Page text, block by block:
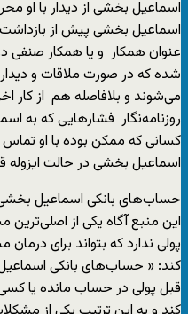
اسماعیل بخشی از دیدار با او
اسماعیل بخشی پیش از بازداشت
عنوان همکار و یا همکار صنفی
شده که در صورت ملاقات و
می‌شوند و بلافاصله هم از کار
روزنامه‌نگار فشارهایی که به
کسانی که ممکن بوده با او
اسماعیل بخشی در حالت ایزوله
حساب‌های بانکی اسماعیل
این منبع آگاه یکی از
پولی ندارد که بتواند برای
کند: « حساب‌های بانکی
قبل پولی در حساب مانده یا